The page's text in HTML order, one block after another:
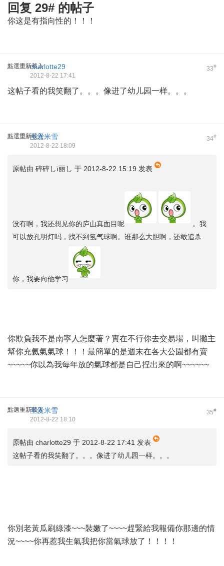
回复 29# 的帖子
你这是有指向性的！！！
點選重新載入 33#
charlotte29
2012-8-22 17:41
这帖子看的我笑翻了。。。像进了幼儿园一样。。。
點選重新載入 34#
至愛米雪
2012-8-22 18:09
原帖由 碎碎しī丽し 于 2012-8-22 15:19 发表
没有啊，我还想见你的庐山真面目呢
。我
可以放孔明灯吗，找不到氢气球啊。谁那么大胆啊，还敢追杀
你，我要向他学习
你欺負我不是南寧人怎麼著？實在不行你去交易場，叫攤主
幫你充氦氣氣球！！！最簡單的是週末在各大公園都有賣
~~~~~你以為我每年放的氣球都是自己捏出來的啊~~~~~~
點選重新載入 35#
至愛米雪
2012-8-22 18:10
原帖由 charlotte29 于 2012-8-22 17:41 发表
这帖子看的我笑翻了。。。像进了幼儿园一样。。。
你別老黃瓜刷綠漆~~~裝嫩了~~~~趕緊給我報備你那邊的情
況~~~~你再惹我生氣我把你當氣球放了！！！！